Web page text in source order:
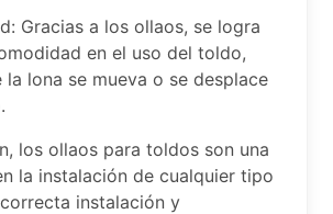
Gracias a los ollaos, se logra
en el uso del toldo,
lona se mueva o se desplace
los ollaos para toldos son una
la instalación de cualquier tipo
instalación y